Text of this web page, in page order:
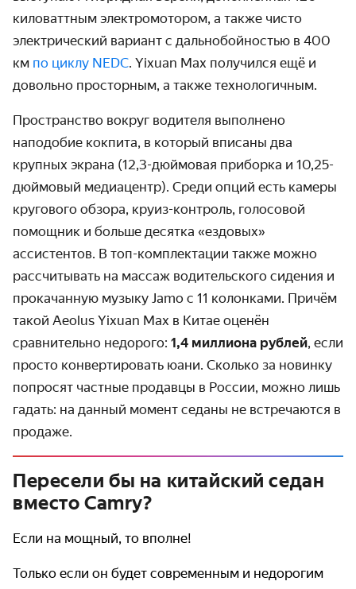
киловаттным электромотором, а также чисто
электрический вариант с дальнобойностью в 400
км по циклу NEDC. Yixuan Max получился ещё и
довольно просторным, а также технологичным.
Пространство вокруг водителя выполнено
наподобие кокпита, в который вписаны два
крупных экрана (12,3-дюймовая приборка и 10,25-
дюймовый медиацентр). Среди опций есть камеры
кругового обзора, круиз-контроль, голосовой
помощник и больше десятка «ездовых»
ассистентов. В топ-комплектации также можно
рассчитывать на массаж водительского сидения и
прокачанную музыку Jamo с 11 колонками. Причём
такой Aeolus Yixuan Max в Китае оценён
сравнительно недорого: 1,4 миллиона рублей, если
просто конвертировать юани. Сколько за новинку
попросят частные продавцы в России, можно лишь
гадать: на данный момент седаны не встречаются в
продаже.
Пересели бы на китайский седан
вместо Camry?
Если на мощный, то вполне!
Только если он будет современным и недорогим